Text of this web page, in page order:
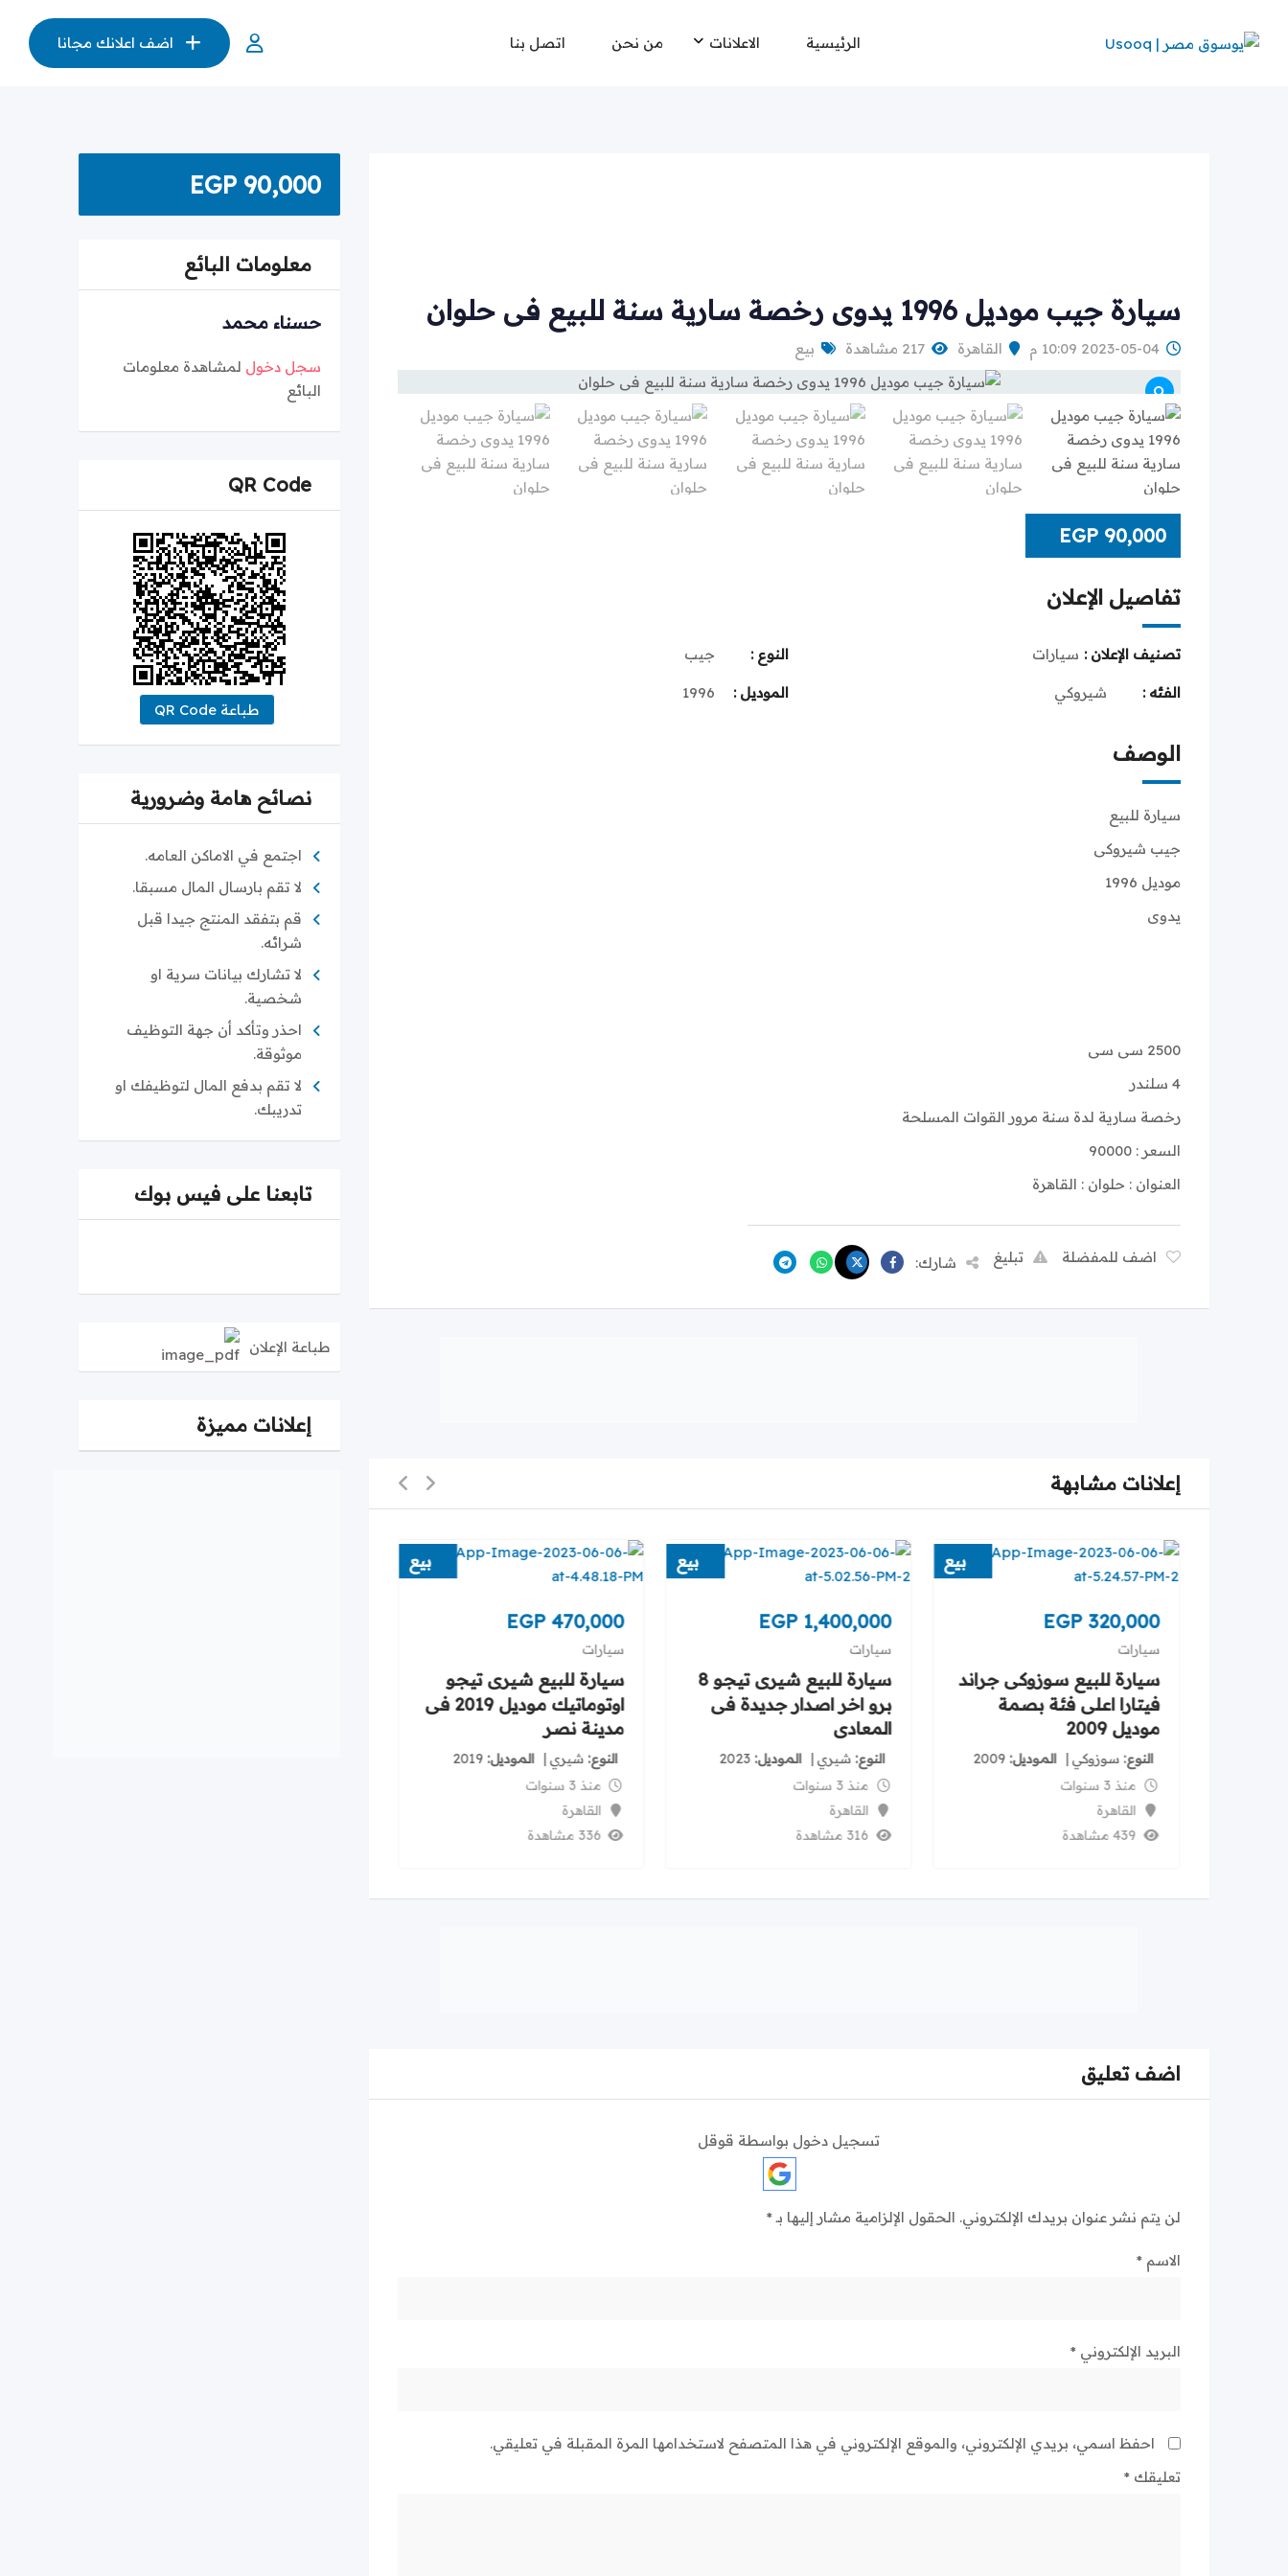
content
الرئيسية الاعلانات من نحن اتصل بنا اضف اعلانك مجانا
سيارة جيب موديل 1996 يدوى رخصة سارية سنة للبيع فى حلوان
2023-05-04 10:09 م القاهرة 217 مشاهدة بيع
EGP 90,000
تفاصيل الإعلان
تصنيف الإعلان : سيارات النوع : جيب
الفئه : شيروكي الموديل : 1996
الوصف
سيارة للبيع
جيب شيروكى
موديل 1996
يدوى
2500 سى سى
4 سلندر
رخصة سارية لدة سنة مرور القوات المسلحة
السعر : 90000
العنوان : حلوان : القاهرة
اضف للمفضلة تبليغ شارك:
إعلانات مشابهة
بيع
EGP320,000
سيارات
سيارة للبيع سوزوكى جراند
فيتارا اعلى فئة بصمة
موديل 2009
النوع سوزوكي الموديل 2009
منذ 3 سنوات
القاهرة
439 مشاهدة
بيع
EGP1,400,000
سيارات
سيارة للبيع شيرى تيجو 8
برو اخر اصدار جديدة فى
المعادى
النوع شيري الموديل 2023
منذ 3 سنوات
القاهرة
316 مشاهدة
بيع
EGP470,000
سيارات
سيارة للبيع شيرى تيجو
اوتوماتيك موديل 2019 فى
مدينة نصر
النوع شيري الموديل 2019
منذ 3 سنوات
القاهرة
336 مشاهدة
اضف تعليق
تسجيل دخول بواسطة قوقل
لن يتم نشر عنوان بريدك الإلكتروني. الحقول الإلزامية مشار إليها بـ *
الاسم *
البريد الإلكتروني *
احفظ اسمي، بريدي الإلكتروني، والموقع الإلكتروني في هذا المتصفح لاستخدامها المرة المقبلة في تعليقي.
تعليقك *
EGP90,000
معلومات البائع
حسناء محمد
سجل دخول لمشاهدة معلومات
البائع
QR Code
طباعة QR Code
نصائح هامة وضرورية
اجتمع في الاماكن العامه.
لا تقم بارسال المال مسبقا.
قم بتفقد المنتج جيدا قبل
شرائه.
لا تشارك بيانات سرية او
شخصية.
احذر وتأكد أن جهة التوظيف
موثوقة.
لا تقم بدفع المال لتوظيفك او
تدريبك.
تابعنا على فيس بوك
طباعة الإعلان
إعلانات مميزة